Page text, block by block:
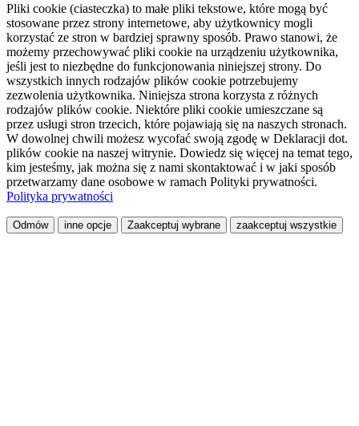
Pliki cookie (ciasteczka) to małe pliki tekstowe, które mogą być
stosowane przez strony internetowe, aby użytkownicy mogli
korzystać ze stron w bardziej sprawny sposób. Prawo stanowi, że
możemy przechowywać pliki cookie na urządzeniu użytkownika,
jeśli jest to niezbędne do funkcjonowania niniejszej strony. Do
wszystkich innych rodzajów plików cookie potrzebujemy
zezwolenia użytkownika. Niniejsza strona korzysta z różnych
rodzajów plików cookie. Niektóre pliki cookie umieszczane są
przez usługi stron trzecich, które pojawiają się na naszych stronach.
W dowolnej chwili możesz wycofać swoją zgodę w Deklaracji dot.
plików cookie na naszej witrynie. Dowiedz się więcej na temat tego,
kim jesteśmy, jak można się z nami skontaktować i w jaki sposób
przetwarzamy dane osobowe w ramach Polityki prywatności.
Polityka prywatności
Odmów inne opcje Zaakceptuj wybrane zaakceptuj wszystkie